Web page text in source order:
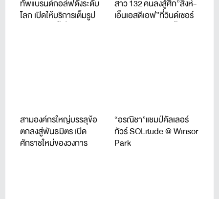
ทัพแบรนด์กอล์ฟดังระดับ
โลก เปิดให้บริการเต็มรูป
สาว 132 คนลงสู้ศึก”สิงห์-
เอ็นเอสดีเอฟ”ที่วินด์เซอร์
สามองค์กรใหญ่บรรลุข้อ
ตกลงสู่พันธมิตร เปิด
ศักราชใหม่ของวงการ
“อรณิชา”แชมป์คัลเลอร์
ทัวร์ SOLitude @ Winsor
Park